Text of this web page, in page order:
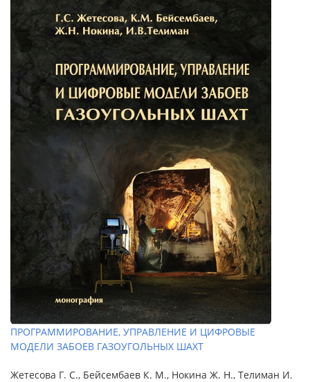
ПРОГРАММИРОВАНИЕ, УПРАВЛЕНИЕ И ЦИФРОВЫЕ
МОДЕЛИ ЗАБОЕВ ГАЗОУГОЛЬНЫХ ШАХТ
Жетесова Г. С., Бейсембаев К. М., Нокина Ж. Н., Телиман И.